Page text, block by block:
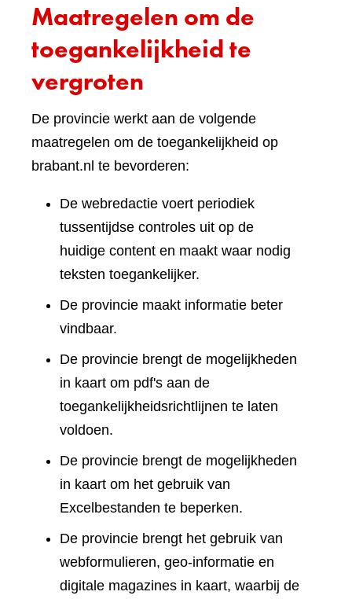
Maatregelen om de
toegankelijkheid te
vergroten
De provincie werkt aan de volgende
maatregelen om de toegankelijkheid op
brabant.nl te bevorderen:
De webredactie voert periodiek
tussentijdse controles uit op de
huidige content en maakt waar nodig
teksten toegankelijker.
De provincie maakt informatie beter
vindbaar.
De provincie brengt de mogelijkheden
in kaart om pdf's aan de
toegankelijkheidsrichtlijnen te laten
voldoen.
De provincie brengt de mogelijkheden
in kaart om het gebruik van
Excelbestanden te beperken.
De provincie brengt het gebruik van
webformulieren, geo-informatie en
digitale magazines in kaart, waarbij de